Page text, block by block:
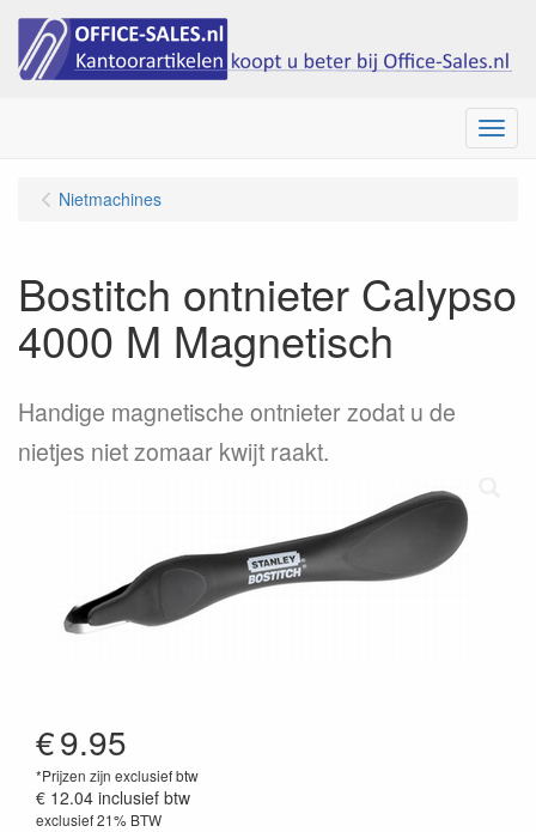
Menu
Nietmachines
Bostitch ontnieter Calypso
4000 M Magnetisch
Handige magnetische ontnieter zodat u de
nietjes niet zomaar kwijt raakt.
€9.95
*Prijzen zijn exclusief btw
€ 12.04 inclusief btw
exclusief 21% BTW